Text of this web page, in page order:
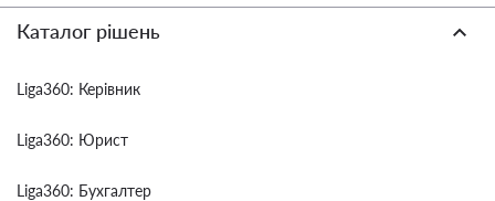
Каталог рішень
Liga360: Керівник
Liga360: Юрист
Liga360: Бухгалтер